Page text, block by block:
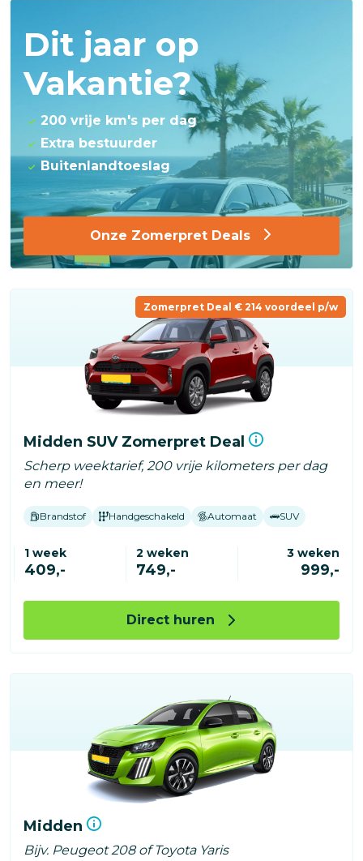
Dit jaar op
Vakantie?
200 vrije km's per dag
Extra bestuurder
Buitenlandtoeslag
Onze Zomerpret Deals
Zomerpret Deal € 214 voordeel p/w
Midden SUV Zomerpret Deal
Scherp weektarief, 200 vrije kilometers per dag
en meer!
Brandstof Handgeschakeld Automaat SUV
1 week
409,-
2 weken
749,-
3 weken
999,-
Direct huren
Midden
Bijv. Peugeot 208 of Toyota Yaris